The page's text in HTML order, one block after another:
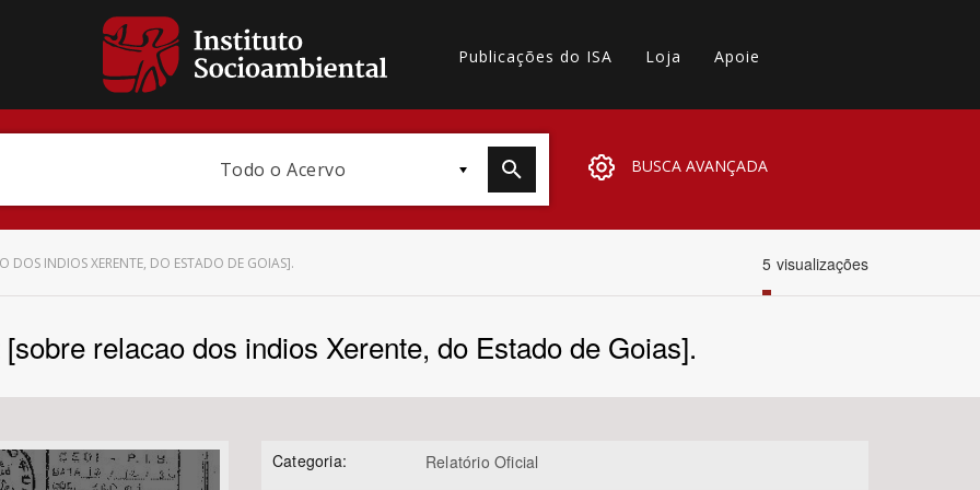
Publicações do ISA Loja Apoie
Todo o Acervo BUSCA AVANÇADA
DOS INDIOS XERENTE, DO ESTADO DE GOIAS]. 5 visualizações
relacao dos indios Xerente, do Estado de Goias].
Categoria: Relatório Oficial